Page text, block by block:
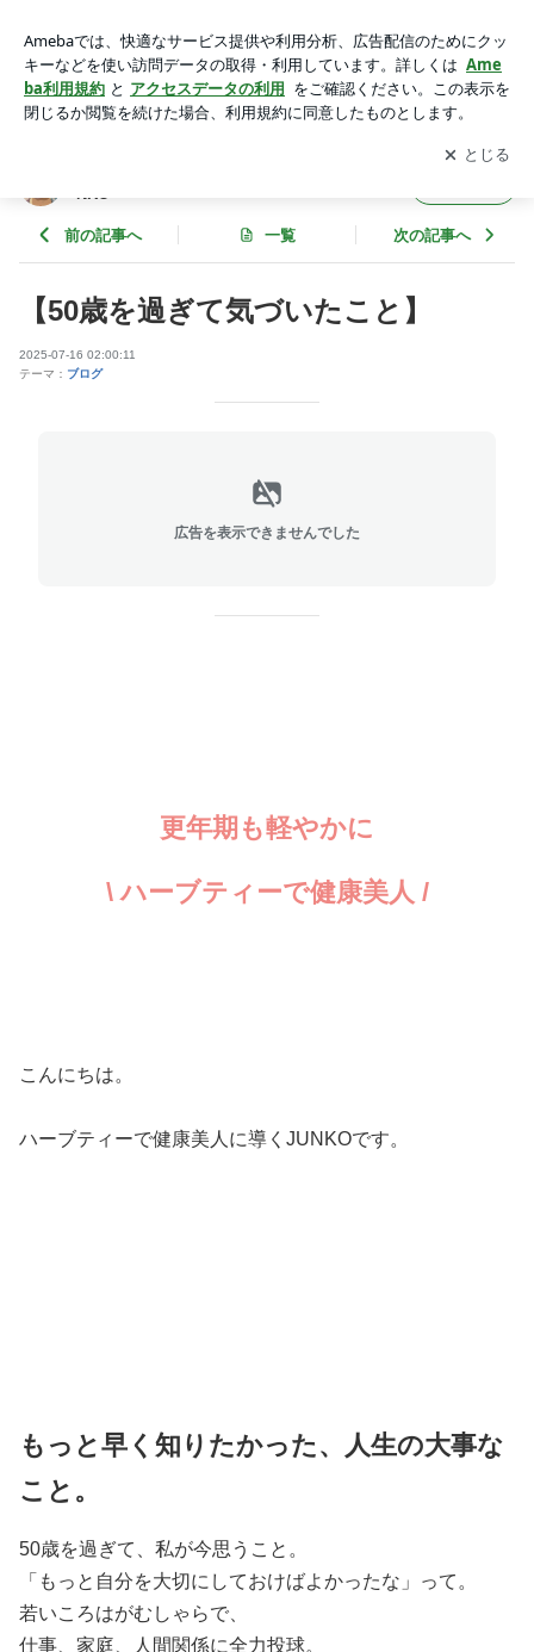
美人専門家＊JUNKO
アプリをダウンロードして ブログの更新通知
を受け取りまし
ょう。
開く
NKO
前の記事へ 一覧 次の記事へ
【50歳を過ぎて気づいたこと】
2025-07-16 02:00:11
テーマ： ブログ
広告を表示できませんでした
更年期も軽やかに
\ ハーブティーで健康美人 /
こんにちは。
ハーブティーで健康美人に導くJUNKOです。
もっと早く知りたかった、人生の大事な
こと。
50歳を過ぎて、私が今思うこと。
「もっと自分を大切にしておけばよかったな」って。
若いころはがむしゃらで、
仕事、家庭、人間関係に全力投球。